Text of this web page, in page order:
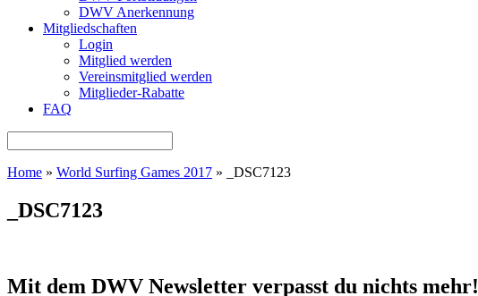
DWV Anerkennung
Mitgliedschaften
Login
Mitglied werden
Vereinsmitglied werden
Mitglieder-Rabatte
FAQ
Home » World Surfing Games 2017 » _DSC7123
_DSC7123
Mit dem DWV Newsletter verpasst du nichts mehr!